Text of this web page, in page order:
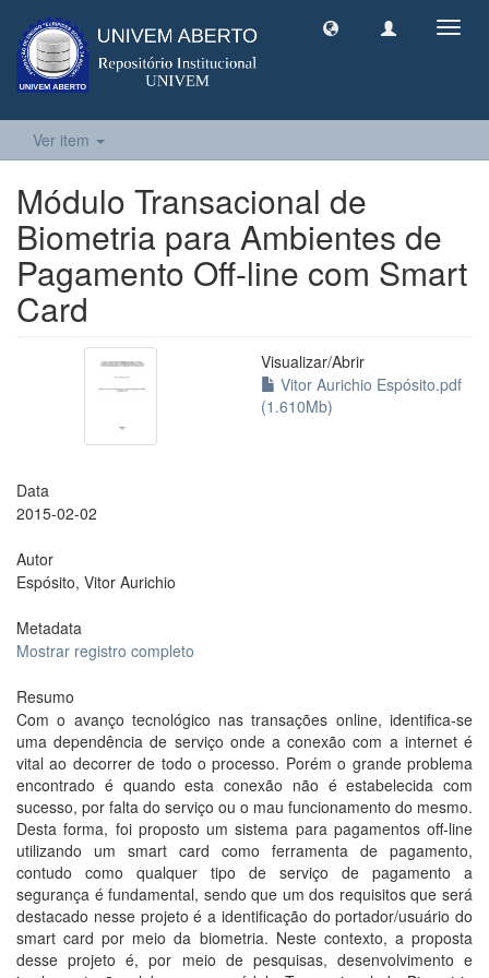
Ver item
Módulo Transacional de
Biometria para Ambientes de
Pagamento Off-line com Smart
Card
Visualizar/Abrir
Vitor Aurichio Espósito.pdf
(1.610Mb)
Data
2015-02-02
Autor
Espósito, Vitor Aurichio
Metadata
Mostrar registro completo
Resumo
Com o avanço tecnológico nas transações online, identifica-se
uma dependência de serviço onde a conexão com a internet é
vital ao decorrer de todo o processo. Porém o grande problema
encontrado é quando esta conexão não é estabelecida com
sucesso, por falta do serviço ou o mau funcionamento do mesmo.
Desta forma, foi proposto um sistema para pagamentos off-line
utilizando um smart card como ferramenta de pagamento,
contudo como qualquer tipo de serviço de pagamento a
segurança é fundamental, sendo que um dos requisitos que será
destacado nesse projeto é a identificação do portador/usuário do
smart card por meio da biometria. Neste contexto, a proposta
desse projeto é, por meio de pesquisas, desenvolvimento e